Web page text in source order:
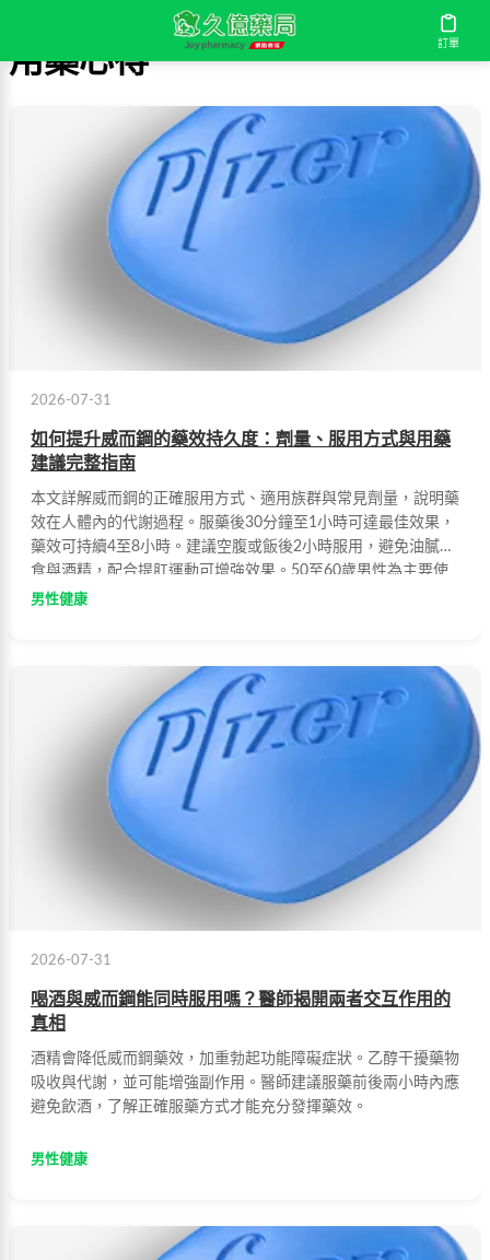
訂單
用藥心得
2026-07-31
如何提升威而鋼的藥效持久度：劑量、服用方式與用藥
建議完整指南
本文詳解威而鋼的正確服用方式、適用族群與常見劑量，說明藥
效在人體內的代謝過程。服藥後30分鐘至1小時可達最佳效果，
藥效可持續4至8小時。建議空腹或飯後2小時服用，避免油膩飲
食與酒精，配合提肛運動可增強效果。50至60歲男性為主要使
用族群，65歲以上建議從50mg起始服用。
男性健康
2026-07-31
喝酒與威而鋼能同時服用嗎？醫師揭開兩者交互作用的
真相
酒精會降低威而鋼藥效，加重勃起功能障礙症狀。乙醇干擾藥物
吸收與代謝，並可能增強副作用。醫師建議服藥前後兩小時內應
避免飲酒，了解正確服藥方式才能充分發揮藥效。
男性健康